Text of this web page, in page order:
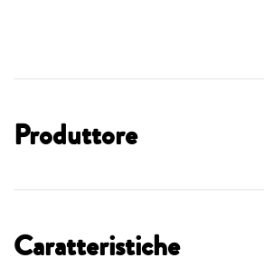
Produttore
Caratteristiche